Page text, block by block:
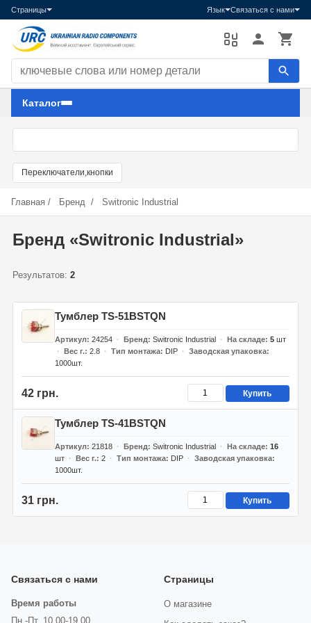
Страницы Язык Связаться с нами
Каталог
Переключатели,кнопки
Главная / Бренд / Switronic Industrial
Бренд «Switronic Industrial»
Результатов: 2
Тумблер TS-51BSTQN
Артикул 24254 Бренд Switronic Industrial На складе 5шт
Вес г. 2.8 Тип монтажа DIP
Заводская упаковка
1000шт.
42 грн. Купить
Тумблер TS-41BSTQN
Артикул 21818 Бренд Switronic Industrial На складе 16
шт
Вес г. 2 Тип монтажа DIP
Заводская упаковка
1000шт.
31 грн. Купить
Связаться с нами
Время работы
Пн.-Пт. 10.00-19.00
Страницы
О магазине